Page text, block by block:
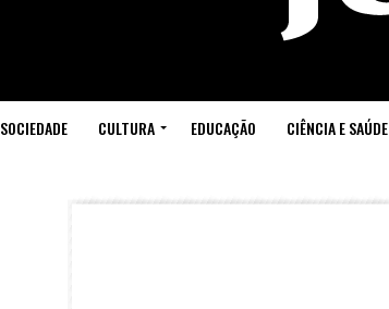
SOCIEDADE CULTURA EDUCAÇÃO CIÊNCIA E SAÚDE